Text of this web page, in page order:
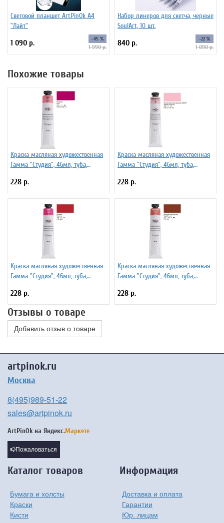
Световой планшет ArtPinOk А4
"Лайт"
1 090 р. -45 %
1 990 р.
Набор линеров для скетча, черные
SoulArt, 10 шт.
840 р. -22 %
1 090 р.
Похожие товары
Краска масляная художественная
Гамма "Студия", 46мл, туба,
228 р.
Краска масляная художественная
Гамма "Студия", 46мл, туба,
228 р.
Краска масляная художественная
Гамма "Студия", 46мл, туба,
228 р.
Краска масляная художественная
Гамма "Студия", 46мл, туба,
228 р.
Отзывы о товаре
Добавить отзыв о товаре
artpinok.ru
Москва
8(495)989-51-22
sales@artpinok.ru
ArtPinOk на Яндекс.Маркете
Пожаловаться
Каталог товаров
Бумага и холсты
Краски
Кисти
Информация
Доставка и оплата
Гарантии
Юр. лицам